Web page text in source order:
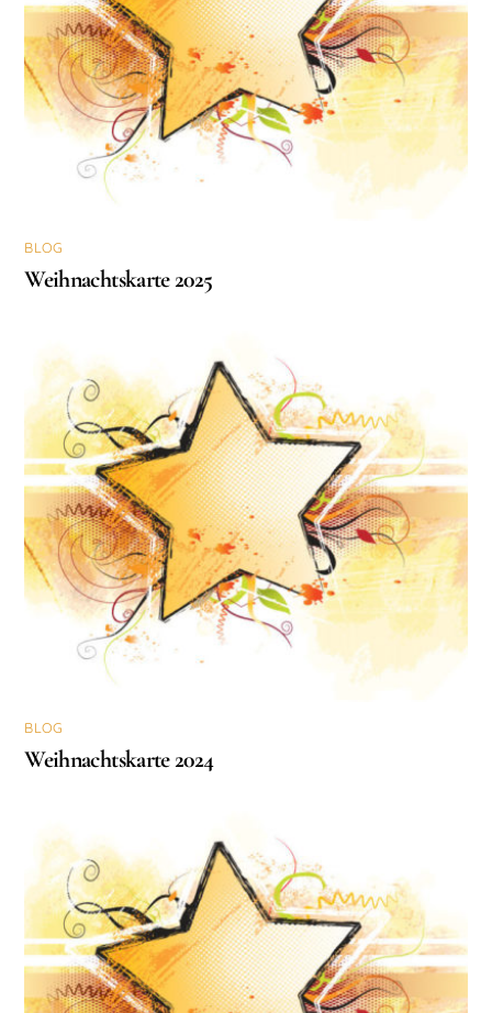
BLOG
Weihnachtskarte 2025
BLOG
Weihnachtskarte 2024